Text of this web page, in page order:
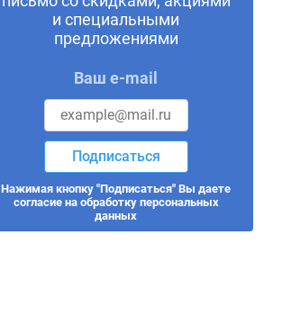
и специальными
предложениями
Ваш e-mail
Подписаться
Нажимая кнопку "Подписаться" Вы даете
согласие на обработку персональных
данных